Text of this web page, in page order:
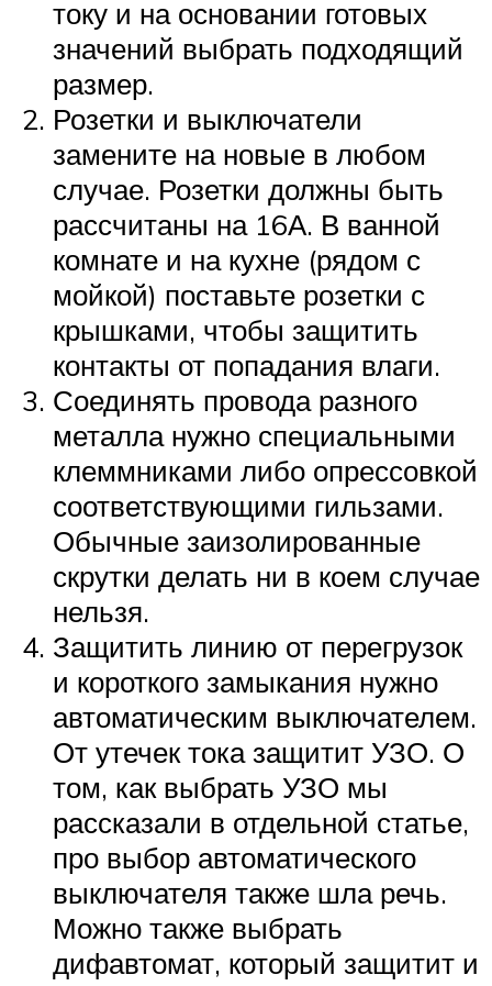
току и на основании готовых
значений выбрать подходящий
размер.
Розетки и выключатели
замените на новые в любом
случае. Розетки должны быть
рассчитаны на 16А. В ванной
комнате и на кухне (рядом с
мойкой) поставьте розетки с
крышками, чтобы защитить
контакты от попадания влаги.
Соединять провода разного
металла нужно специальными
клеммниками либо опрессовкой
соответствующими гильзами.
Обычные заизолированные
скрутки делать ни в коем случае
нельзя.
Защитить линию от перегрузок
и короткого замыкания нужно
автоматическим выключателем.
От утечек тока защитит УЗО. О
том, как выбрать УЗО мы
рассказали в отдельной статье,
про выбор автоматического
выключателя также шла речь.
Можно также выбрать
дифавтомат, который защитит и